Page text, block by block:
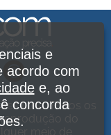
Ltda. Todos os
do
meio de
e
acordo com
e, ao
concorda